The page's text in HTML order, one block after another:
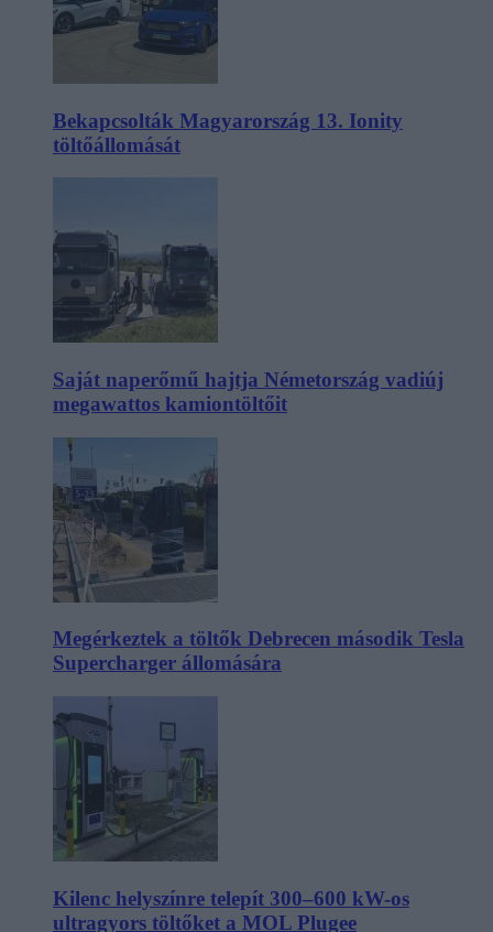
Bekapcsolták Magyarország 13. Ionity
töltőállomását
Saját naperőmű hajtja Németország vadiúj
megawattos kamiontöltőit
Megérkeztek a töltők Debrecen második Tesla
Supercharger állomására
Kilenc helyszínre telepít 300–600 kW-os
ultragyors töltőket a MOL Plugee